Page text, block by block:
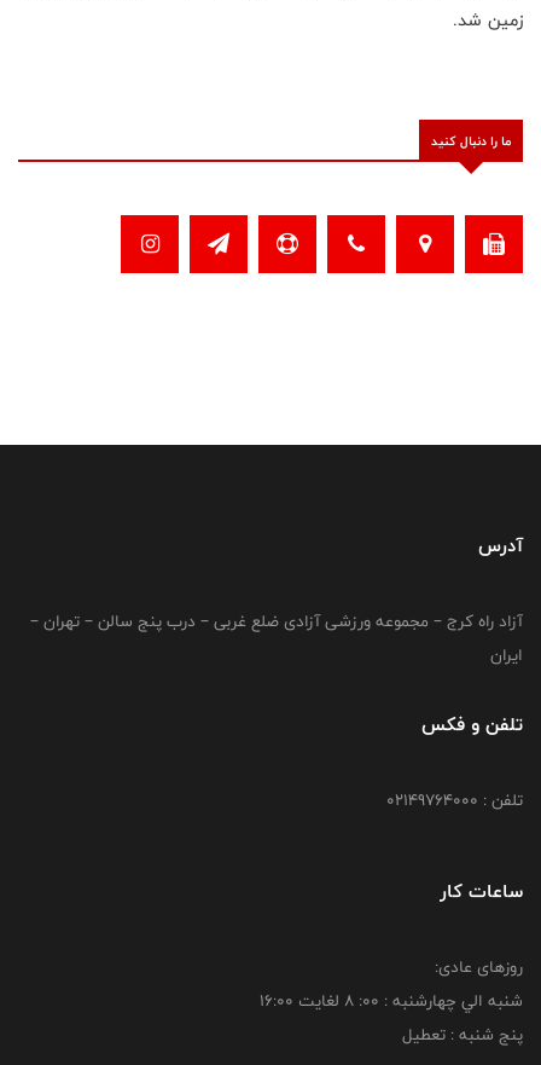
زمین شد.
ما را دنبال کنید
آدرس
آزاد راه کرج – مجموعه ورزشی آزادی ضلع غربی – درب پنج سالن – تهران –
ایران
تلفن و فکس
تلفن : 02149764000
ساعات کار
روزهای عادی:
شنبه الي چهارشنبه : 00: 8 لغايت 16:00
پنج شنبه : تعطیل